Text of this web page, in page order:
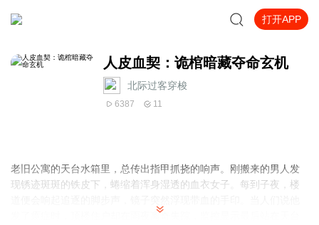
打开APP
人皮血契：诡棺暗藏夺命玄机
北际过客穿梭
6387 11
老旧公寓的天台水箱里，总传出指甲抓挠的响声。刚搬来的男人发
现锈迹斑斑的铁皮下，蜷缩着浑身湿透的血衣女子。每到子夜，楼
发了癔症时，顶楼住户却在雨夜离奇失踪，监控显示最后站在天台